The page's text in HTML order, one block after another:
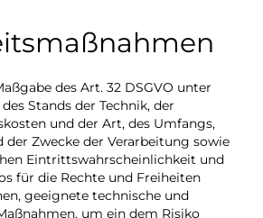
des Art. 32 DSGVO unter
Stands der Technik, der
und der Art, des Umfangs,
der Zwecke der Verarbeitung sowie
Eintrittswahrscheinlichkeit und
für die Rechte und Freiheiten
geeignete technische und
um ein dem Risiko